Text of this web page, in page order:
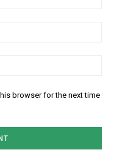
browser for the next time